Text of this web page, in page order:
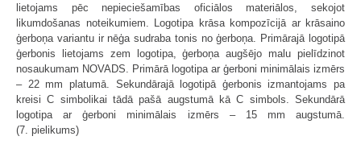
lietojams pēc nepieciešamības oficiālos materiālos, sekojot
likumdošanas noteikumiem. Logotipa krāsa kompozīcijā ar krāsaino
ģerboņa variantu ir nēģa sudraba tonis no ģerboņa. Primārajā logotipā
ģerbonis lietojams zem logotipa, ģerboņa augšējo malu pielīdzinot
nosaukumam NOVADS. Primārā logotipa ar ģerboni minimālais izmērs
– 22 mm platumā. Sekundārajā logotipā ģerbonis izmantojams pa
kreisi C simbolikai tādā pašā augstumā kā C simbols. Sekundārā
logotipa ar ģerboni minimālais izmērs – 15 mm augstumā.
(7. pielikums)